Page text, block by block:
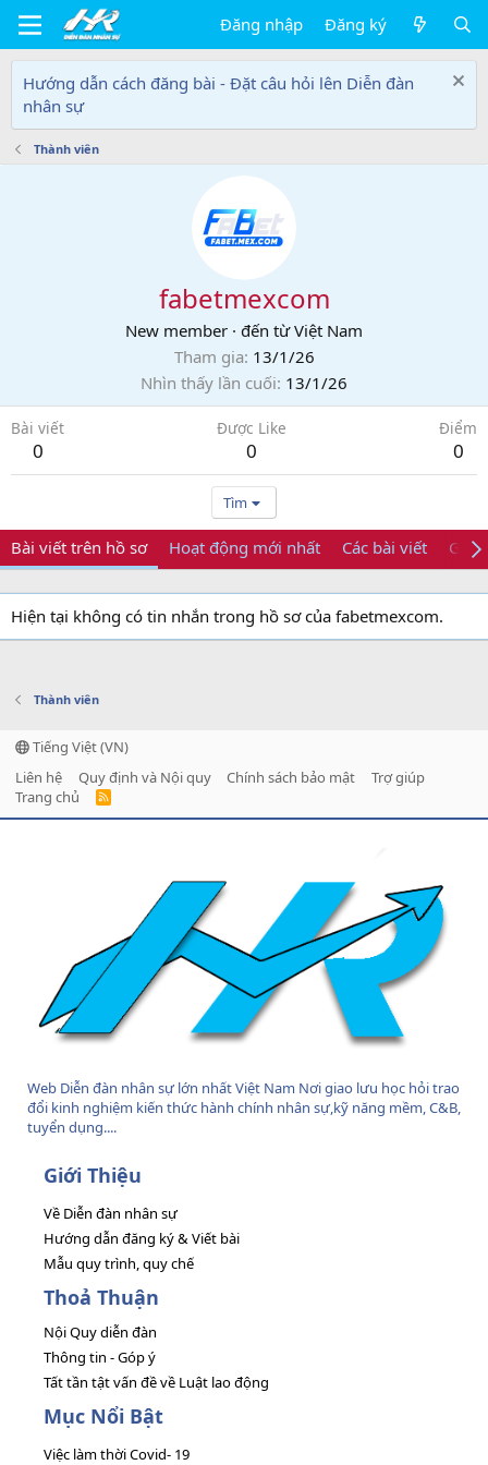
Đăng nhập Đăng ký
Hướng dẫn cách đăng bài - Đặt câu hỏi lên Diễn đàn
nhân sự
Thành viên
fabetmexcom
New member · đến từ Việt Nam
Tham gia 13/1/26
Nhìn thấy lần cuối 13/1/26
Bài viết
0
Được Like
0
Điểm
0
Tìm
Bài viết trên hồ sơ Hoạt động mới nhất Các bài viết Giới
Hiện tại không có tin nhắn trong hồ sơ của fabetmexcom.
Thành viên
Tiếng Việt (VN)
Liên hệ
Quy định và Nội quy Chính sách bảo mật
Trợ giúp
Trang chủ
R
Web Diễn đàn nhân sự lớn nhất Việt Nam Nơi giao lưu học hỏi trao
đổi kinh nghiệm kiến thức hành chính nhân sự,kỹ năng mềm, C&B,
tuyển dụng....
Giới Thiệu
Về Diễn đàn nhân sự
Hướng dẫn đăng ký & Viết bài
Mẫu quy trình, quy chế
Thoả Thuận
Nội Quy diễn đàn
Thông tin - Góp ý
Tất tần tật vấn đề về Luật lao động
Mục Nổi Bật
Việc làm thời Covid- 19